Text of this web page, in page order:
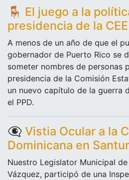
🪑 El juego a la
presidencia de la CEE
A menos de un año de que el
gobernador de Puerto Rico se
someter nombres de personas
presidencia de la Comisión
un nuevo capítulo de la guerra
el PPD.
👁️‍🗨️ Vistia Ocular a la
Dominicana en
Nuestro Legislator Municipal
Vázquez, participó de una